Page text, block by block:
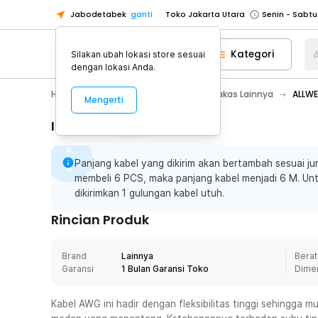
Jabodetabek ganti Toko Jakarta Utara
Toko Tangerang
Toko Cikupa
Pick n Go Jakarta Barat
Senin -
Pick n Go Bekasi
Senin - Jumat
Senin - Jumat
Senin -
Toko Jakarta Barat
Senin -
Toko Jakarta Utara
Senin -
Pick n Go Bekasi
Senin - Jumat
Kategori
Home Appliance Perkakas Lainnya
Informasi Penting
Panjang kabel yang dikirim akan bertambah sesuai
membeli 6 PCS, maka panjang kabel menjadi 6 M.
dikirimkan 1 gulungan kabel utuh.
Rincian Produk
Brand
Lainnya
Garansi
1 Bulan Garansi Toko
Kabel AWG ini hadir dengan fleksibilitas tinggi sehingga
Silakan ubah lokasi store sesuai
dengan lokasi Anda.
Mengerti